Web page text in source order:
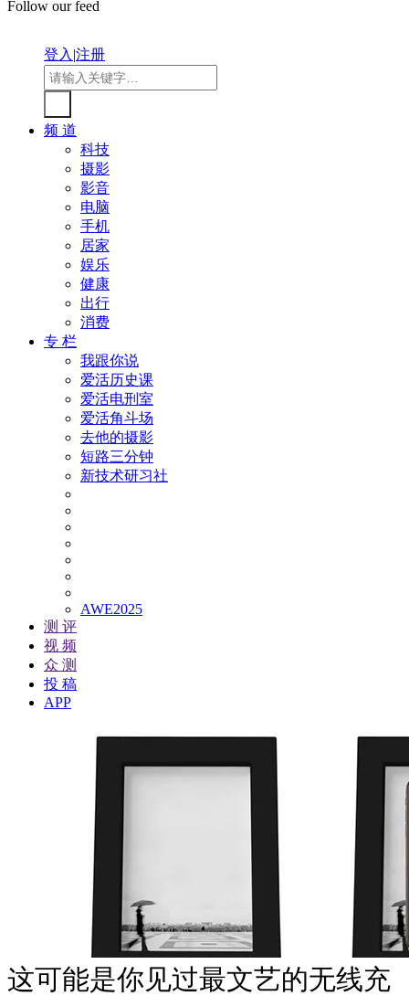
Follow our feed
登入|注册
频 道
科技
摄影
影音
电脑
手机
居家
娱乐
健康
出行
消费
专 栏
我跟你说
爱活历史课
爱活电刑室
爱活角斗场
去他的摄影
短路三分钟
新技术研习社
AWE2025
测 评
视 频
众 测
投 稿
APP
这可能是你见过最文艺的无线充